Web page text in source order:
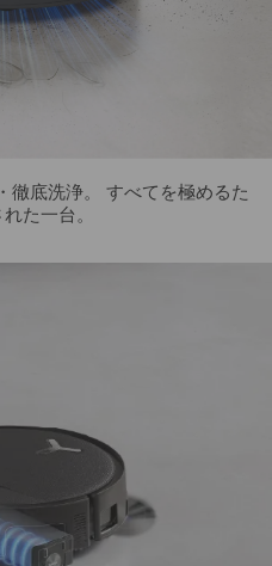
徹底洗浄。 すべてを極めるた
た一台。